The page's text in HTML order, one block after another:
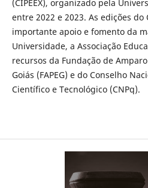
(CIPEEX), organizado pela
entre 2022 e 2023. As edições do
importante apoio e fomento da
Universidade, a Associação
recursos da Fundação de
Goiás (FAPEG) e do Conselho
Científico e Tecnológico (CNPq).